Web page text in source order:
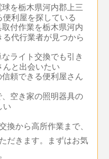
を栃木県河内郡上三
利屋を探している
付作業を栃木県河内
代行業者が見つから
ライト交換でも引き
と出会いたい
頼できる便利屋さん
空き家の照明器具の
い
換から高所作業まで、
だきます。まずはお気